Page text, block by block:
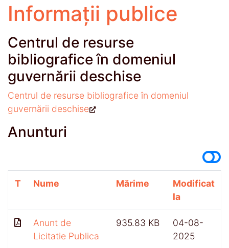
Informații publice
Centrul de resurse
bibliografice în domeniul
guvernării deschise
Centrul de resurse bibliografice în domeniul
guvernării deschise
Anunturi
T Nume Mărime
Modificat
la
Anunt de
Licitatie Publica
935.83 KB
04-08-
2025